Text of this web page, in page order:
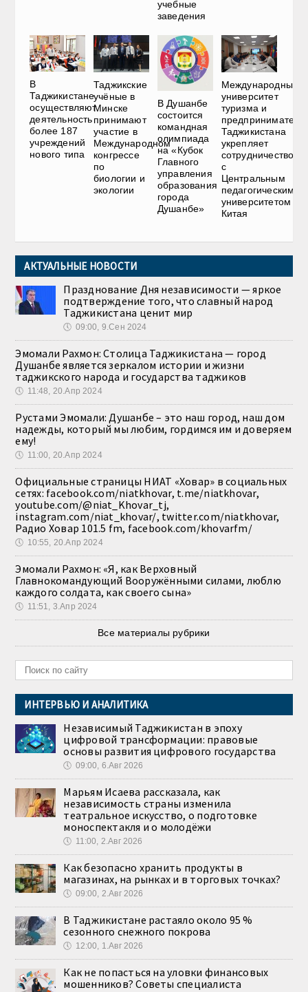
учебные
заведения
В
Таджикистане
осуществляют
деятельность
более 187
учреждений
нового типа
Таджикские
учёные в
Минске
принимают
участие в
Международном
конгрессе
по
биологии и
экологии
В Душанбе
состоится
командная
олимпиада
на «Кубок
Главного
управления
образования
города
Душанбе»
Международный
университет
туризма и
Таджикистана
укрепляет
сотрудничество
с
Центральным
педагогическим
университетом
Китая
АКТУАЛЬНЫЕ НОВОСТИ
Празднование Дня независимости — яркое
подтверждение того, что славный народ
Таджикистана ценит мир
🕔 09:00, 9.Сен 2024
Эмомали Рахмон: Столица Таджикистана — город
Душанбе является зеркалом истории и жизни
таджикского народа и государства таджиков
🕔 11:48, 20.Апр 2024
Рустами Эмомали: Душанбе – это наш город, наш дом
надежды, который мы любим, гордимся им и доверяем
ему!
🕔 11:00, 20.Апр 2024
Официальные страницы НИАТ «Ховар» в социальных
сетях: facebook.com/niatkhovar, t.me/niatkhovar,
youtube.com/@niat_Khovar_tj,
instagram.com/niat_khovar/, twitter.com/niatkhovar,
Радио Ховар 101.5 fm, facebook.com/khovarfm/
🕔 10:55, 20.Апр 2024
Эмомали Рахмон: «Я, как Верховный
Главнокомандующий Вооружёнными силами, люблю
каждого солдата, как своего сына»
🕔 11:51, 3.Апр 2024
Все материалы рубрики
ИНТЕРВЬЮ И АНАЛИТИКА
Независимый Таджикистан в эпоху
цифровой трансформации: правовые
основы развития цифрового государства
🕔 09:00, 6.Авг 2026
Марьям Исаева рассказала, как
независимость страны изменила
театральное искусство, о подготовке
моноспектакля и о молодёжи
🕔 11:00, 2.Авг 2026
Как безопасно хранить продукты в
магазинах, на рынках и в торговых точках?
🕔 09:00, 2.Авг 2026
В Таджикистане растаяло около 95 %
сезонного снежного покрова
🕔 12:00, 1.Авг 2026
Как не попасться на уловки финансовых
мошенников? Советы специалиста